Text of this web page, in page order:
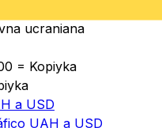
ucraniana
= Kopiyka
a USD
UAH a USD